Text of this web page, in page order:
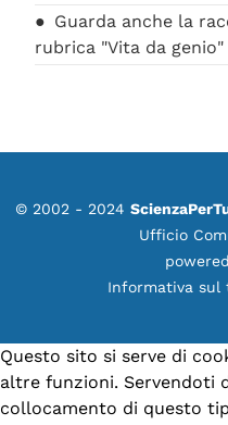
Guarda anche la
rubrica "Vita da
© 2002 - 2024
Ufficio
Informativa sul
Questo sito si serve di
altre funzioni. Servendoti
collocamento di questo